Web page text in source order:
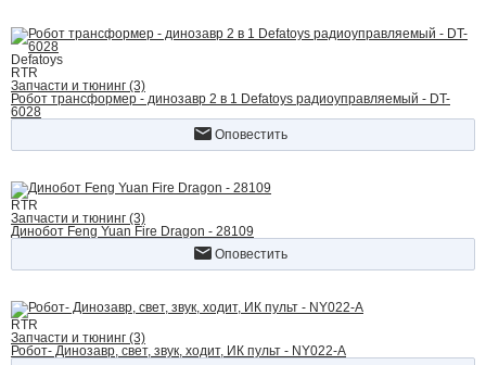
Defatoys
RTR
Запчасти и тюнинг (3)
Робот трансформер - динозавр 2 в 1 Defatoys радиоуправляемый - DT-
6028
Оповестить
RTR
Запчасти и тюнинг (3)
Динобот Feng Yuan Fire Dragon - 28109
Оповестить
RTR
Запчасти и тюнинг (3)
Робот- Динозавр, свет, звук, ходит, ИК пульт - NY022-A